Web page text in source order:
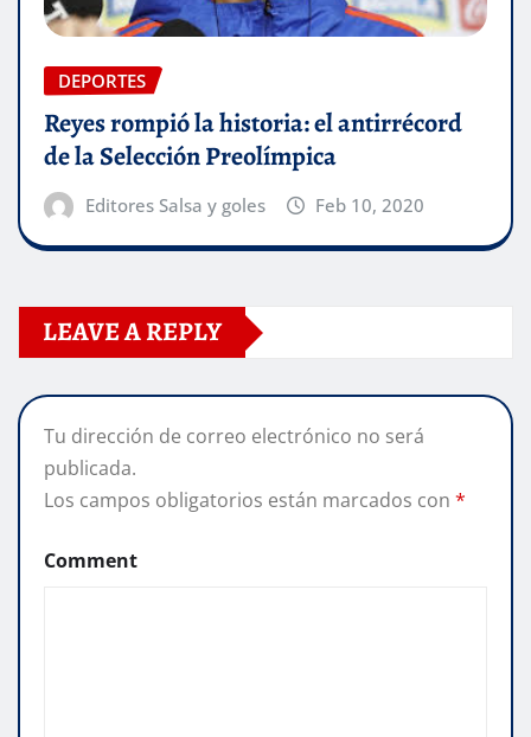
DEPORTES
Reyes rompió la historia: el antirrécord
de la Selección Preolímpica
Editores Salsa y goles Feb 10, 2020
LEAVE A REPLY
Tu dirección de correo electrónico no será
publicada.
Los campos obligatorios están marcados con *
Comment